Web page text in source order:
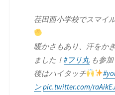
荏田西小学校でスマイ
暖かさもあり、汗をか
ました！ #フリ丸 も参
後はハイタッチ
ンpic.twitter.com/